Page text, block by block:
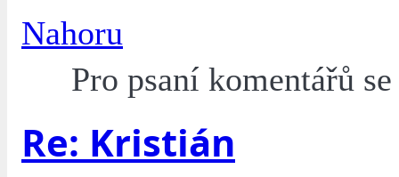
Nahoru
Pro psaní komentářů
Re: Kristián